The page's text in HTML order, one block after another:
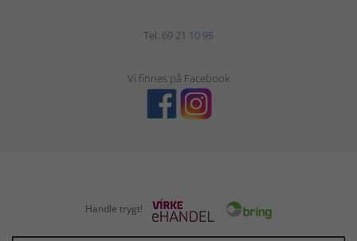
Tel: 69 21 10 95
Vi finnes på Facebook
Handle trygt!